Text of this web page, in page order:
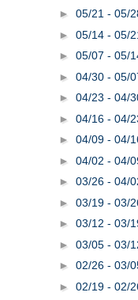
► 05/21 - 05/
► 05/14 - 05/
► 05/07 - 05/
► 04/30 - 05/
► 04/23 - 04/
► 04/16 - 04/
► 04/09 - 04/
► 04/02 - 04/
► 03/26 - 04/
► 03/19 - 03/
► 03/12 - 03/
► 03/05 - 03/
► 02/26 - 03/
► 02/19 - 02/